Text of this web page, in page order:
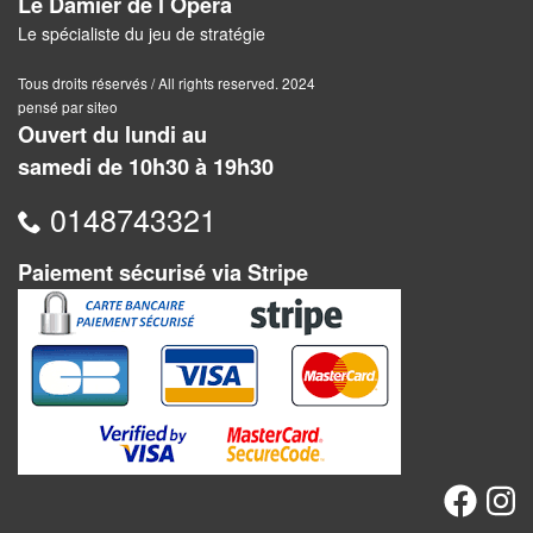
Pour
Joueurs
Ambiance
Escape
Game
/
Enquête
évolutifs
Le spécialiste du jeu de stratégie
Tous droits réservés / All rights reserved. 2024
pensé par siteo
Ouvert du lundi au
samedi de 10h30 à 19h30
0148743321
Paiement sécurisé via Stripe